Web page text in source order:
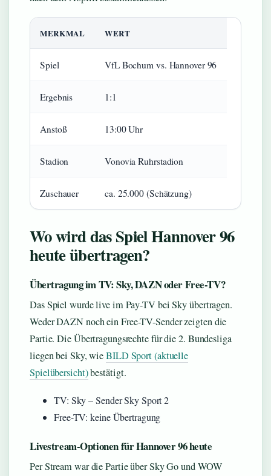
MERKMAL WERT
Spiel VfL Bochum vs. Hannover 96
Ergebnis 1:1
Anstoß 13:00 Uhr
Stadion Vonovia Ruhrstadion
Zuschauer ca. 25.000 (Schätzung)
Wo wird das Spiel Hannover 96
heute übertragen?
Übertragung im TV: Sky, DAZN oder Free-TV?
Das Spiel wurde live im Pay-TV bei Sky übertragen.
Weder DAZN noch ein Free-TV-Sender zeigten die
Partie. Die Übertragungsrechte für die 2. Bundesliga
liegen bei Sky, wieBILD Sport (aktuelle
Spielübersicht)bestätigt.
TV: Sky – Sender Sky Sport 2
Free-TV: keine Übertragung
Livestream-Optionen für Hannover 96 heute
Per Stream war die Partie über Sky Go und WOW